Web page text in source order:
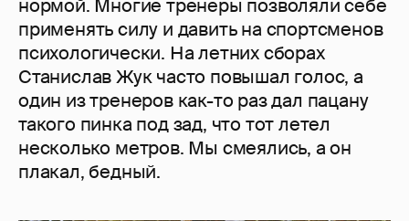
нормой. Многие тренеры позволяли себе
применять силу и давить на спортсменов
психологически. На летних сборах
Станислав Жук часто повышал голос, а
один из тренеров как-то раз дал пацану
такого пинка под зад, что тот летел
несколько метров. Мы смеялись, а он
плакал, бедный.